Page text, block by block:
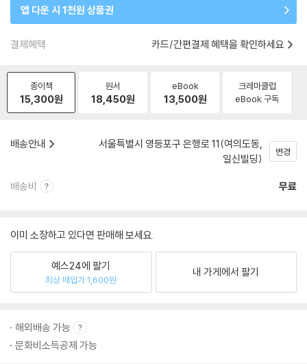
앱 다운 시 1천원 상품권
결제혜택 카드/간편결제 혜택을 확인하세요
종이책
15,300원
원서
18,450원
eBook
13,500원
크레마클럽
eBook 구독
배송안내
서울특별시 영등포구 은행로 11(여의도동,
일신빌딩)
변경
배송비 무료
이미 소장하고 있다면 판매해 보세요.
예스24에 팔기
최상 매입가 1,600원
내 가게에서 팔기
해외배송 가능
문화비소득공제 가능